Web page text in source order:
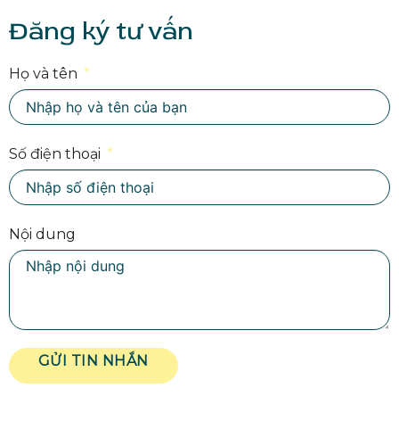
Đăng ký tư vấn
Họ và tên
Số điện thoại
Nội dung
GỬI TIN NHẮN